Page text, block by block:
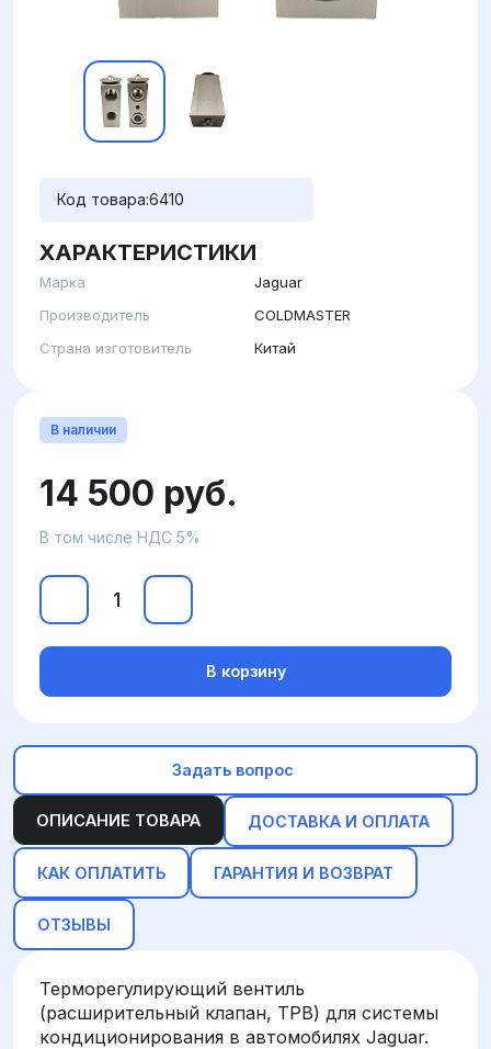
Код товара:6410
ХАРАКТЕРИСТИКИ
Марка
Jaguar
Производитель
COLDMASTER
Страна изготовитель
Китай
ОПИСАНИЕ ТОВАРА ДОСТАВКА И ОПЛАТА
КАК ОПЛАТИТЬ ГАРАНТИЯ И ВОЗВРАТ
ОТЗЫВЫ
Терморегулирующий вентиль
(расширительный клапан, ТРВ) для системы
кондиционирования в автомобилях Jaguar.
В наличии
14 500 руб.
В том числе НДС 5%
В корзину
Задать вопрос